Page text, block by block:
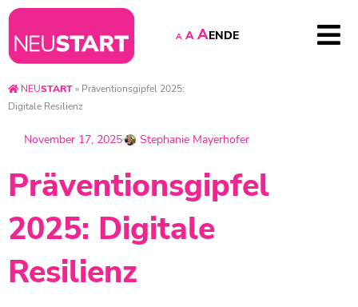
A A AENDE
NEUSTART» Präventionsgipfel 2025:
Digitale Resilienz
November 17, 2025 Stephanie Mayerhofer
Präventionsgipfel
2025: Digitale
Resilienz